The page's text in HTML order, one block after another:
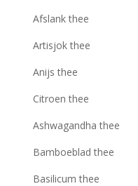
Afslank thee
Artisjok thee
Anijs thee
Citroen thee
Ashwagandha thee
Bamboeblad thee
Basilicum thee